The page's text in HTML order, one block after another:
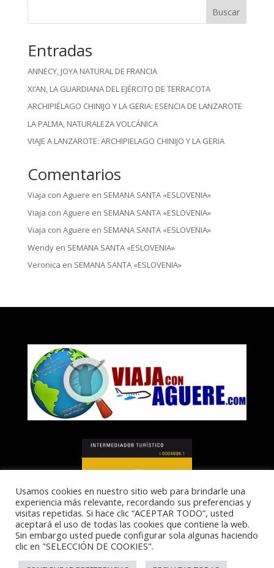
Buscar
Entradas
ANNECY, JOYA NATURAL DE FRANCIA
XI’AN, LA GUARDIANA DEL EJÉRCITO DE TERRACOTA
ARCHIPIÉLAGO CHINIJO Y LA GERIA: ESENCIA DE LANZAROTE
LA PALMA, NATURALEZA VOLCÁNICA
VIAJE A LANZAROTE: ARCHIPIELAGO CHINIJO Y LA GERIA
Comentarios
Viaja con Aguere en SEMANA SANTA «ESLOVENIA»
Viaja con Aguere en SEMANA SANTA «ESLOVENIA»
Viaja con Aguere en SEMANA SANTA «ESLOVENIA»
Wendyen SEMANA SANTA «ESLOVENIA»
Veronica en SEMANA SANTA «ESLOVENIA»
I-0004696.1
Usamos cookies en nuestro sitio web para brindarle una
experiencia más relevante, recordando sus preferencias y
visitas repetidas. Si hace clic “ACEPTAR TODO”, usted
aceptará el uso de todas las cookies que contiene la web.
Sin embargo usted puede configurar sola algunas haciendo
clic en "SELECCIÓN DE COOKIES".